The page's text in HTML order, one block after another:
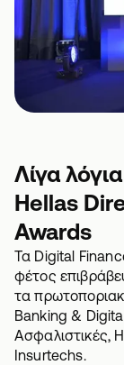
Λίγα
Hellas
Awards
Τα Digital
φέτος
τα
Banking &
Ασφαλιστικές,
Insurtechs.